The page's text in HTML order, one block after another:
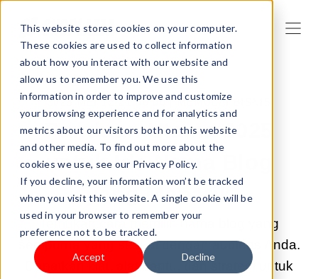
This website stores cookies on your computer.
These cookies are used to collect information
about how you interact with our website and
allow us to remember you. We use this
information in order to improve and customize
your browsing experience and for analytics and
metrics about our visitors both on this website
and other media. To find out more about the
cookies we use, see our Privacy Policy.
If you decline, your information won’t be tracked
when you visit this website. A single cookie will be
used in your browser to remember your
preference not to be tracked.
Accept Decline
2025 MEI 12 21:00:00 |MEMULAI BISNIS
Panduan Utama 2025
untuk Ide Nama Blog
yang Menarik
Temukan cara memilih nama blog yang
sempurna yang sesuai dengan audiens Anda.
Dapatkan kiat, alat bantu, dan strategi untuk